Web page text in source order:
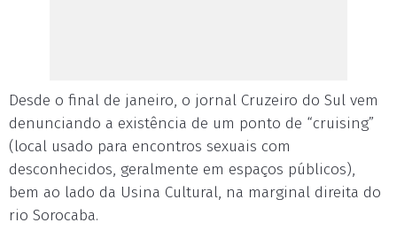
Desde o final de janeiro, o jornal Cruzeiro do Sul vem
denunciando a existência de um ponto de “cruising”
(local usado para encontros sexuais com
desconhecidos, geralmente em espaços públicos),
bem ao lado da Usina Cultural, na marginal direita do
rio Sorocaba.